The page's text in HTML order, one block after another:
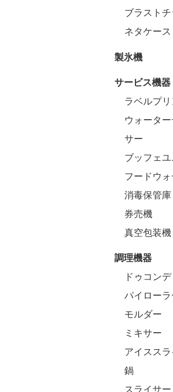
ブラストチ
ネタケース
製氷機
サービス機器
ラベルプ
ウォータ
サー
ブッフェユ
フードウ
消毒保管庫
券売機
真空包装機
調理機器
ドゥコン
パイローラ
モルダー
ミキサー
アイスス
鍋
スライサー